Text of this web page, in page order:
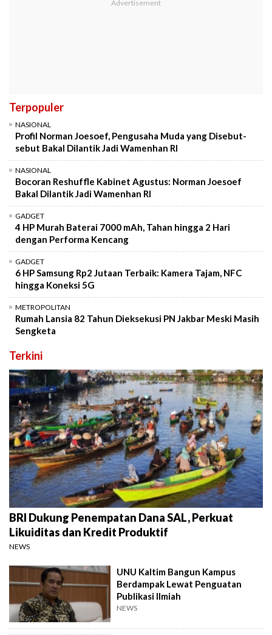
Terpopuler
NASIONAL
Profil Norman Joesoef, Pengusaha Muda yang Disebut-
sebut Bakal Dilantik Jadi Wamenhan RI
NASIONAL
Bocoran Reshuffle Kabinet Agustus: Norman Joesoef
Bakal Dilantik Jadi Wamenhan RI
GADGET
4 HP Murah Baterai 7000 mAh, Tahan hingga 2 Hari
dengan Performa Kencang
GADGET
6 HP Samsung Rp2 Jutaan Terbaik: Kamera Tajam, NFC
hingga Koneksi 5G
METROPOLITAN
Rumah Lansia 82 Tahun Dieksekusi PN Jakbar Meski Masih
Sengketa
Terkini
BRI Dukung Penempatan Dana SAL, Perkuat
Likuiditas dan Kredit Produktif
NEWS
UNU Kaltim Bangun Kampus
Berdampak Lewat Penguatan
Publikasi Ilmiah
NEWS